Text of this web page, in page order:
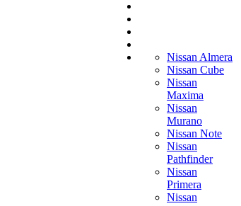
Nissan Almera
Nissan Cube
Nissan
Maxima
Nissan
Murano
Nissan Note
Nissan
Pathfinder
Nissan
Primera
Nissan